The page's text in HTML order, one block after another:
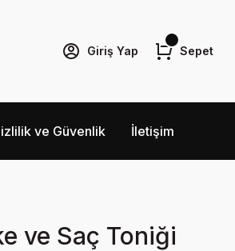
Giriş Yap Sepet
ve Güvenlik İletişim
ve Saç Toniği